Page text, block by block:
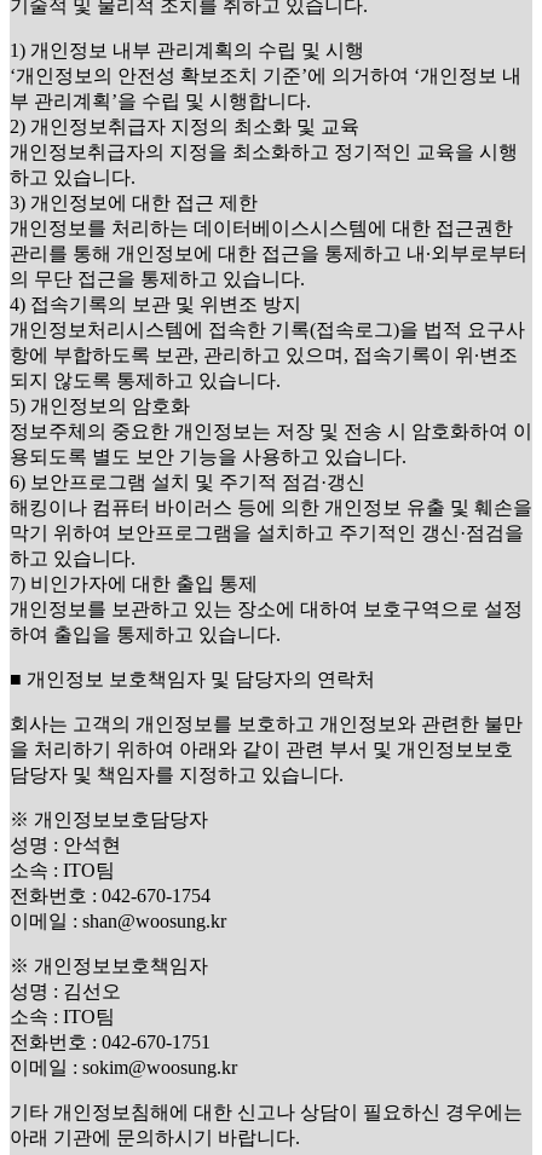
기술적 및 물리적 조치를 취하고 있습니다.
1) 개인정보 내부 관리계획의 수립 및 시행
‘개인정보의 안전성 확보조치 기준’에 의거하여 ‘개인정보 내
부 관리계획’을 수립 및 시행합니다.
2) 개인정보취급자 지정의 최소화 및 교육
개인정보취급자의 지정을 최소화하고 정기적인 교육을 시행
하고 있습니다.
3) 개인정보에 대한 접근 제한
개인정보를 처리하는 데이터베이스시스템에 대한 접근권한
관리를 통해 개인정보에 대한 접근을 통제하고 내∙외부로부터
의 무단 접근을 통제하고 있습니다.
4) 접속기록의 보관 및 위변조 방지
개인정보처리시스템에 접속한 기록(접속로그)을 법적 요구사
항에 부합하도록 보관, 관리하고 있으며, 접속기록이 위∙변조
되지 않도록 통제하고 있습니다.
5) 개인정보의 암호화
정보주체의 중요한 개인정보는 저장 및 전송 시 암호화하여 이
용되도록 별도 보안 기능을 사용하고 있습니다.
6) 보안프로그램 설치 및 주기적 점검·갱신
해킹이나 컴퓨터 바이러스 등에 의한 개인정보 유출 및 훼손을
막기 위하여 보안프로그램을 설치하고 주기적인 갱신·점검을
하고 있습니다.
7) 비인가자에 대한 출입 통제
개인정보를 보관하고 있는 장소에 대하여 보호구역으로 설정
하여 출입을 통제하고 있습니다.
■ 개인정보 보호책임자 및 담당자의 연락처
회사는 고객의 개인정보를 보호하고 개인정보와 관련한 불만
을 처리하기 위하여 아래와 같이 관련 부서 및 개인정보보호
담당자 및 책임자를 지정하고 있습니다.
※ 개인정보보호담당자
성명 : 안석현
소속 : ITO팀
전화번호 : 042-670-1754
이메일 : shan@woosung.kr
※ 개인정보보호책임자
성명 : 김선오
소속 : ITO팀
전화번호 : 042-670-1751
이메일 : sokim@woosung.kr
기타 개인정보침해에 대한 신고나 상담이 필요하신 경우에는
아래 기관에 문의하시기 바랍니다.